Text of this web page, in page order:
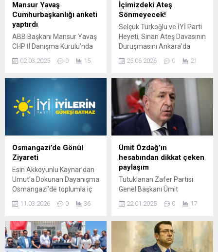
Mansur Yavaş
Cumhurbaşkanlığı anketi
yaptırdı
ABB Başkanı Mansur Yavaş
CHP İl Danışma Kurulu'nda
konuştu. İlçe belediyeleri için
memnuniyet anketi yaptıran
için yaptırdığı anketin
sonuçlarını da paylaştı.
02.03.2025 0 15
İçimizdeki Ateş
Sönmeyecek!
Selçuk Türkoğlu ve İYİ Parti
Heyeti, Sinan Ateş Davasının
Duruşmasını Ankara’da
Takip Etti İYİ Parti Genel
Başkan Yardımcısı ve Bursa
kamuoyunun yakından takip
ettiği Sinan Ateş cinayeti
davasına ilişkin Ankara’da
görülen duruşmaya katıldı.
Türkoğlu, duruşmayı İYİ
Parti Gençlik Kolları Genel
Başkan Yardımcıları
İskender Kandemir, Ö. Esma
Arslan...
25.06.2026 0 21
Osmangazi’de Gönül
Ziyareti
Esin Akkoyunlu Kaynar’dan
Umut’a Dokunan Dayanışma
Osmangazi’de toplumla iç
çalışmalar kapsamında, İYİ
Aile Politikaları Başkanlığı
anlamlı bir gönül ziyaretine
imza attı. Kadın ve aile
11.03.2026 0 36
Ümit Özdağ’ın
hesabından dikkat çeken
paylaşım
Tutuklanan Zafer Partisi
Genel Başkanı Ümit
hesabından dikkat çeken bir
22.01.2025 0 17